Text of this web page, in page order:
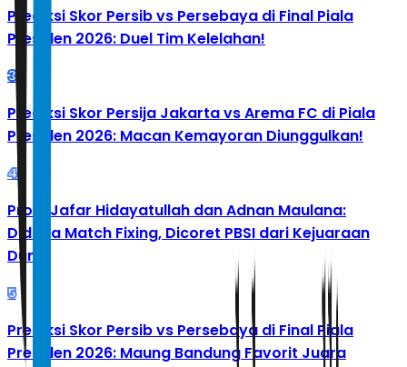
Prediksi Skor Persib vs Persebaya di Final Piala
Presiden 2026: Duel Tim Kelelahan!
3
Prediksi Skor Persija Jakarta vs Arema FC di Piala
Presiden 2026: Macan Kemayoran Diunggulkan!
4
Profil Jafar Hidayatullah dan Adnan Maulana:
Diduga Match Fixing, Dicoret PBSI dari Kejuaraan
Dunia
5
Prediksi Skor Persib vs Persebaya di Final Piala
Presiden 2026: Maung Bandung Favorit Juara